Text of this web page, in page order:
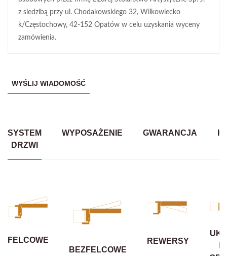
z siedzibą przy ul. Chodakowskiego 32, Wilkowiecko
k/Częstochowy, 42-152 Opatów w celu uzyskania wyceny
zamówienia.
SYSTEM
DRZWI
WYPOSAŻENIE GWARANCJA
FELCOWE
BEZFELCOWE
REWERSY